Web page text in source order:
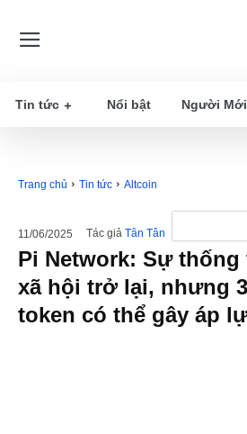
Tin tức Nổi bật Người Mới
Trang chủ Tin tức Altcoin
11/06/2025 Tác giả Tân Tân
Pi Network: Sự thống
xã hội trở lại, nhưng
token có thể gây áp